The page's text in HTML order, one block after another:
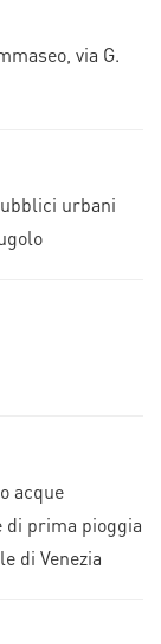
via G.
urbani
acque
di prima pioggia
di Venezia